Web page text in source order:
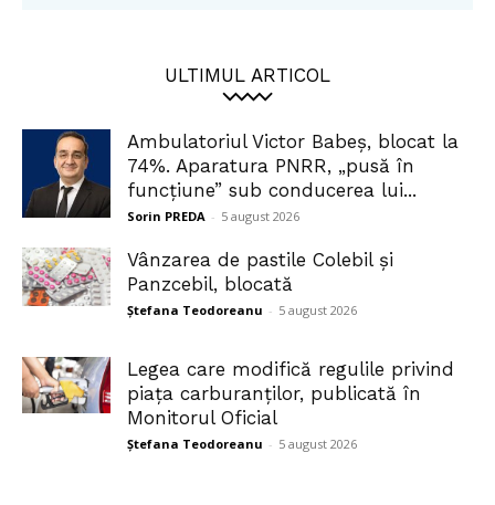
ULTIMUL ARTICOL
Ambulatoriul Victor Babeș, blocat la
74%. Aparatura PNRR, „pusă în
funcțiune” sub conducerea lui...
Sorin PREDA - 5 august 2026
Vânzarea de pastile Colebil și
Panzcebil, blocată
Ștefana Teodoreanu - 5 august 2026
Legea care modifică regulile privind
piața carburanților, publicată în
Monitorul Oficial
Ștefana Teodoreanu - 5 august 2026